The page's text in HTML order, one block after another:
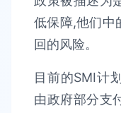
低保障,他们中
回的风险。
目前的SMI计
由政府部分支